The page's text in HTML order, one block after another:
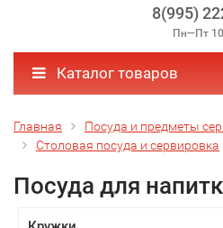
8(995)
Пн—Пт
Каталог товаров
Главная
Посуда и предметы
Столовая посуда и сервировка
Посуда для